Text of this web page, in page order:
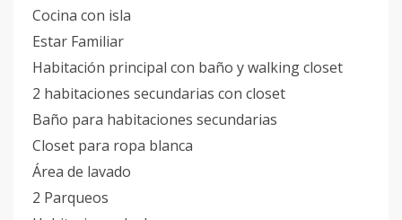
Cocina con isla
Estar Familiar
Habitación principal con baño y walking closet
2 habitaciones secundarias con closet
Baño para habitaciones secundarias
Closet para ropa blanca
Área de lavado
2 Parqueos